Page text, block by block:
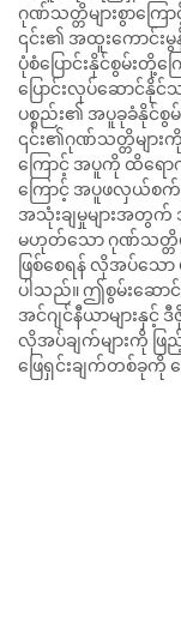
ဂုဏ်သတ္တိများစွာကြ
၎င်း၏ အထူးကောင်း
ပုံစံပြောင်းနိုင်စွမ်း
ပြောင်းလုပ်ဆောင်နို
ပစ္စည်း၏ အပူခုခံနိုင်စွ
၎င်း၏ဂုဏ်သတ္တိများကို
ကြောင့် အပူကို ထိရော
ကြောင့် အပူဖလှယ်စက်မျ
အသုံးချမှုများအတွ
မဟုတ်သော ဂုဏ်သတ္တိ
ဖြစ်စေရန် လိုအပ်သော
ပါသည်။ ဤစွမ်းဆောင်
အင်ဂျင်နီယာများနှင့်
လိုအပ်ချက်များကို ဖ
ဖြေရှင်းချက်တစ်ခုကို